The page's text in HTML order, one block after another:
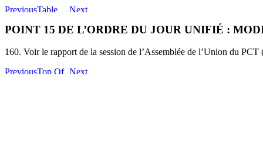
POINT 15 DE L’ORDRE DU JOUR UNIFIÉ :
160. Voir le rapport de la session de l’Assemblée de l’Union du